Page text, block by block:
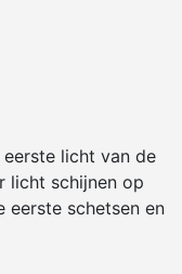
licht van de
licht schijnen op
schetsen en